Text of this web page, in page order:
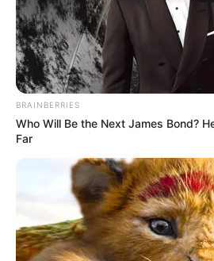
Everybody Wanted To Date
Is Her Recently
BUZZDAY
BRAINBERRIES
Who Will Be the Next James Bond?
Far